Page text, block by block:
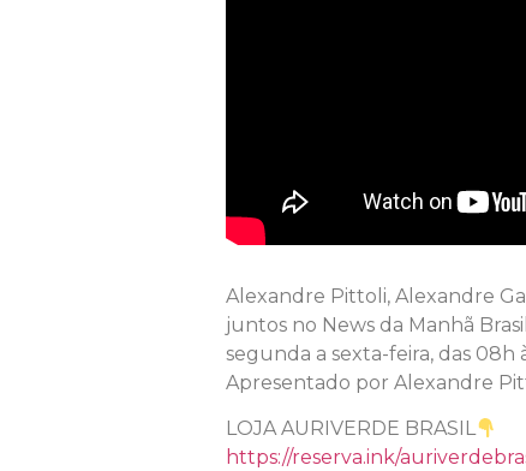
Alexandre Pittoli, Alexandre
juntos no News da Manhã
segunda a sexta-feira, das 08h
Apresentado por Alexandre
LOJA AURIVERDE BRASIL
https://reserva.ink/